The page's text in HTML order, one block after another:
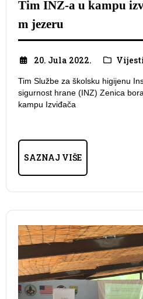
Tim INZ-a u kampu
m jezeru
20. Jula 2022.
Tim Službe za školsku higijenu
sigurnost hrane (INZ) Zenica
kampu Izviđača
SAZNAJ VIŠE